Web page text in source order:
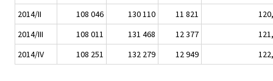
2014/II
108 046 130 110 11 821
2014/III
108 011 131 468 12 377
2014/IV
108 251 132 279 12 949